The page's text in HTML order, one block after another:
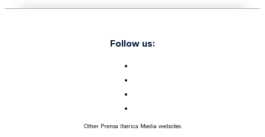
Follow us:
Other Prensa Ibérica Media websites